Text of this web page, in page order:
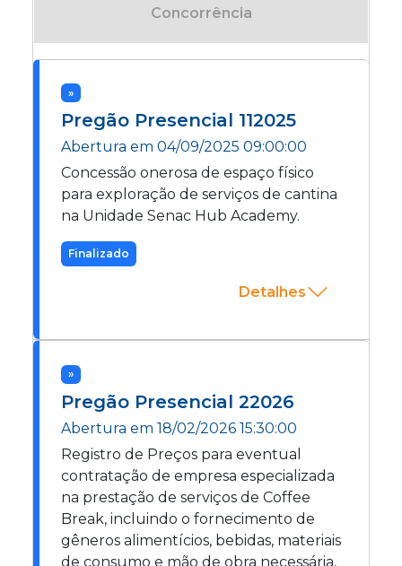
Concorrência
»
Pregão Presencial 112025
Abertura em 04/09/2025 09:00:00
Concessão onerosa de espaço físico
para exploração de serviços de cantina
na Unidade Senac Hub Academy.
Finalizado
Detalhes
»
Pregão Presencial 22026
Abertura em 18/02/2026 15:30:00
Registro de Preços para eventual
contratação de empresa especializada
na prestação de serviços de Coffee
Break, incluindo o fornecimento de
gêneros alimentícios, bebidas, materiais
de consumo e mão de obra necessária,